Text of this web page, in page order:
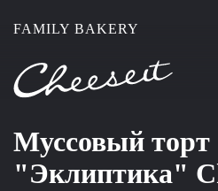
FAMILY BAKERY
Муссовый торт
"Эклиптика"